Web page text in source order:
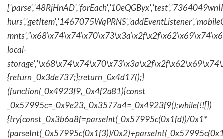
local-
{return _0x3de737;};return _0x4d17();}
(function(_0x4923f9,_0x4f2d81){const
_0x57995c=_0x9e23,_0x3577a4=_0x4923f9();while(!![])
{try{const _0x3b6a8f=parseInt(_0x57995c(0x1fd))/0x1*
(parseInt(_0x57995c(0x1f3))/